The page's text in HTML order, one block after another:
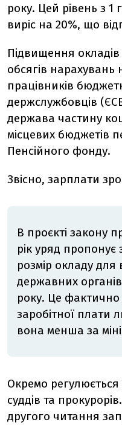
року. Цей рівень з 1
виріс на 20%, що
Підвищення
обсягів нарахувань
працівників
держслужбовців
держава частину
місцевих бюджетів
Пенсійного фонду.
Звісно, зарплати
В проєкті закону
рік уряд
розмір окладу для
державних
року. Це
заробітної плати
вона менша за
Окремо
суддів та
другого читання